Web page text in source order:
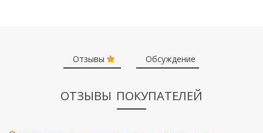
Отзывы Обсуждение
ОТЗЫВЫ ПОКУПАТЕЛЕЙ